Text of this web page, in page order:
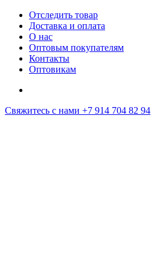
Отследить товар
Доставка и оплата
О нас
Оптовым покупателям
Контакты
Оптовикам
Свяжитесь с нами +7 914 704 82 94